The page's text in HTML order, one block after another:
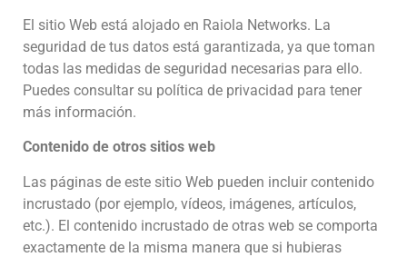
El sitio Web está alojado en Raiola Networks. La
seguridad de tus datos está garantizada, ya que toman
todas las medidas de seguridad necesarias para ello.
Puedes consultar su política de privacidad para tener
más información.
Contenido de otros sitios web
Las páginas de este sitio Web pueden incluir contenido
incrustado (por ejemplo, vídeos, imágenes, artículos,
etc.). El contenido incrustado de otras web se comporta
exactamente de la misma manera que si hubieras